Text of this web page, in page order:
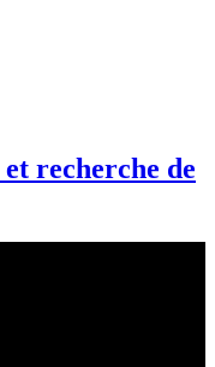
recherche de